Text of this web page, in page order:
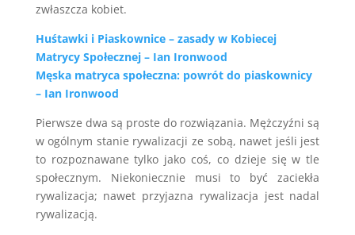
zwłaszcza kobiet.
Huśtawki i Piaskownice – zasady w Kobiecej
Matrycy Społecznej – Ian Ironwood
Męska matryca społeczna: powrót do piaskownicy
– Ian Ironwood
Pierwsze dwa są proste do rozwiązania. Mężczyźni są
w ogólnym stanie rywalizacji ze sobą, nawet jeśli jest
to rozpoznawane tylko jako coś, co dzieje się w tle
społecznym. Niekoniecznie musi to być zaciekła
rywalizacja; nawet przyjazna rywalizacja jest nadal
rywalizacją.